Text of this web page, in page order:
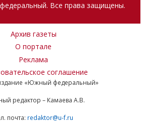
Все права защищены.
Архив газеты
О портале
Реклама
соглашение
«Южный федеральный»
редактор – Камаева А.В.
почта: redaktor@u-f.ru